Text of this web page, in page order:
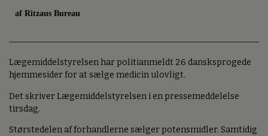
af Ritzaus Bureau
Lægemiddelstyrelsen har politianmeldt 26 dansksprogede
hjemmesider for at sælge medicin ulovligt.
Det skriver Lægemiddelstyrelsen i en pressemeddelelse
tirsdag.
Størstedelen af forhandlerne sælger potensmidler. Samtidig